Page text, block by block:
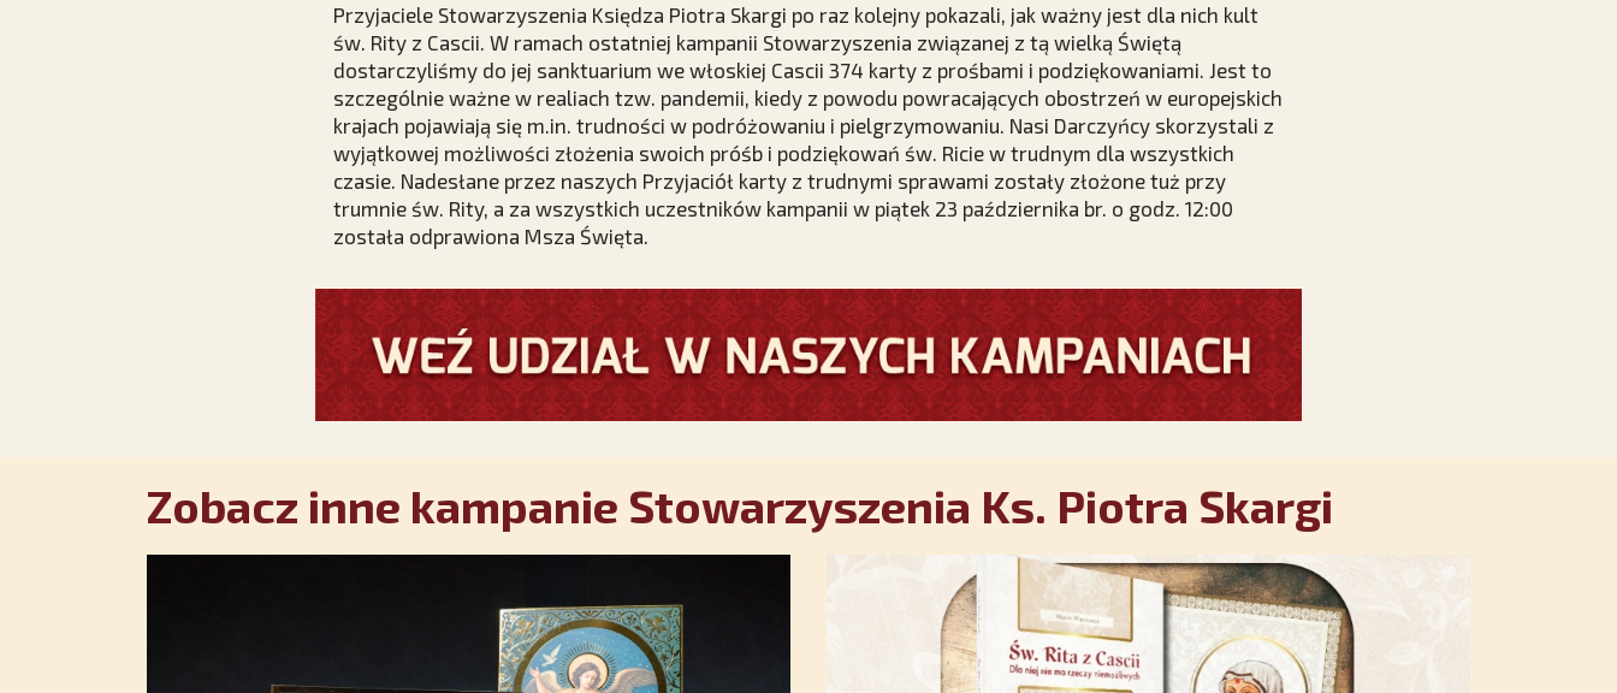
Przyjaciele Stowarzyszenia Księdza Piotra Skargi po raz kolejny pokazali, jak ważny jest dla nich kult
św. Rity z Cascii. W ramach ostatniej kampanii Stowarzyszenia związanej z tą wielką Świętą
dostarczyliśmy do jej sanktuarium we włoskiej Cascii 374 karty z prośbami i podziękowaniami. Jest to
szczególnie ważne w realiach tzw. pandemii, kiedy z powodu powracających obostrzeń w europejskich
krajach pojawiają się m.in. trudności w podróżowaniu i pielgrzymowaniu. Nasi Darczyńcy skorzystali z
wyjątkowej możliwości złożenia swoich próśb i podziękowań św. Ricie w trudnym dla wszystkich
czasie. Nadesłane przez naszych Przyjaciół karty z trudnymi sprawami zostały złożone tuż przy
trumnie św. Rity, a za wszystkich uczestników kampanii w piątek 23 października br. o godz. 12:00
została odprawiona Msza Święta.
Zobacz inne kampanie Stowarzyszenia Ks. Piotra Skargi